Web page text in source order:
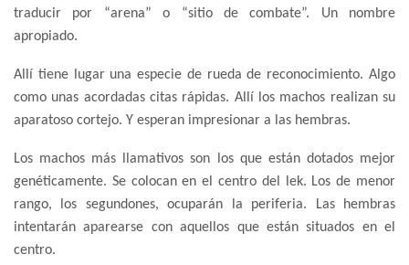
traducir por “arena” o “sitio de combate”. Un nombre
apropiado.
Allí tiene lugar una especie de rueda de reconocimiento. Algo
como unas acordadas citas rápidas. Allí los machos realizan su
aparatoso cortejo. Y esperan impresionar a las hembras.
Los machos más llamativos son los que están dotados mejor
genéticamente. Se colocan en el centro del lek. Los de menor
rango, los segundones, ocuparán la periferia. Las hembras
intentarán aparearse con aquellos que están situados en el
centro.